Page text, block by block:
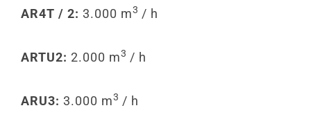
AR4T / 2: 3.000 m3 / h
ARTU2: 2.000 m3 / h
ARU3: 3.000 m3 / h